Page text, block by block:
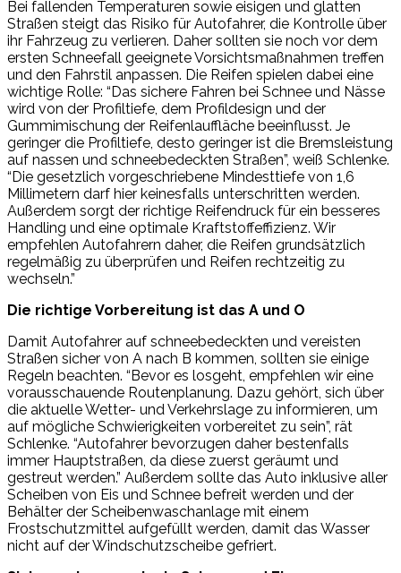
Bei fallenden Temperaturen sowie eisigen und glatten
Straßen steigt das Risiko für Autofahrer, die Kontrolle über
ihr Fahrzeug zu verlieren. Daher sollten sie noch vor dem
ersten Schneefall geeignete Vorsichtsmaßnahmen treffen
und den Fahrstil anpassen. Die Reifen spielen dabei eine
wichtige Rolle: “Das sichere Fahren bei Schnee und Nässe
wird von der Profiltiefe, dem Profildesign und der
Gummimischung der Reifenlauffläche beeinflusst. Je
geringer die Profiltiefe, desto geringer ist die Bremsleistung
auf nassen und schneebedeckten Straßen”, weiß Schlenke.
“Die gesetzlich vorgeschriebene Mindesttiefe von 1,6
Millimetern darf hier keinesfalls unterschritten werden.
Außerdem sorgt der richtige Reifendruck für ein besseres
Handling und eine optimale Kraftstoffeffizienz. Wir
empfehlen Autofahrern daher, die Reifen grundsätzlich
regelmäßig zu überprüfen und Reifen rechtzeitig zu
wechseln.”
Die richtige Vorbereitung ist das A und O
Damit Autofahrer auf schneebedeckten und vereisten
Straßen sicher von A nach B kommen, sollten sie einige
Regeln beachten. “Bevor es losgeht, empfehlen wir eine
vorausschauende Routenplanung. Dazu gehört, sich über
die aktuelle Wetter- und Verkehrslage zu informieren, um
auf mögliche Schwierigkeiten vorbereitet zu sein”, rät
Schlenke. “Autofahrer bevorzugen daher bestenfalls
immer Hauptstraßen, da diese zuerst geräumt und
gestreut werden.” Außerdem sollte das Auto inklusive aller
Scheiben von Eis und Schnee befreit werden und der
Behälter der Scheibenwaschanlage mit einem
Frostschutzmittel aufgefüllt werden, damit das Wasser
nicht auf der Windschutzscheibe gefriert.